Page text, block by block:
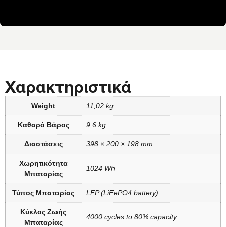
Χαρακτηριστικά
Weight 11,02 kg
Καθαρό Βάρος 9,6 kg
Διαστάσεις 398 × 200 × 198 mm
Χωρητικότητα
Μπαταρίας
1024 Wh
Τύπος Μπαταρίας LFP (LiFePO4 battery)
Κύκλος Ζωής
Μπαταρίας
4000 cycles to 80% capacity